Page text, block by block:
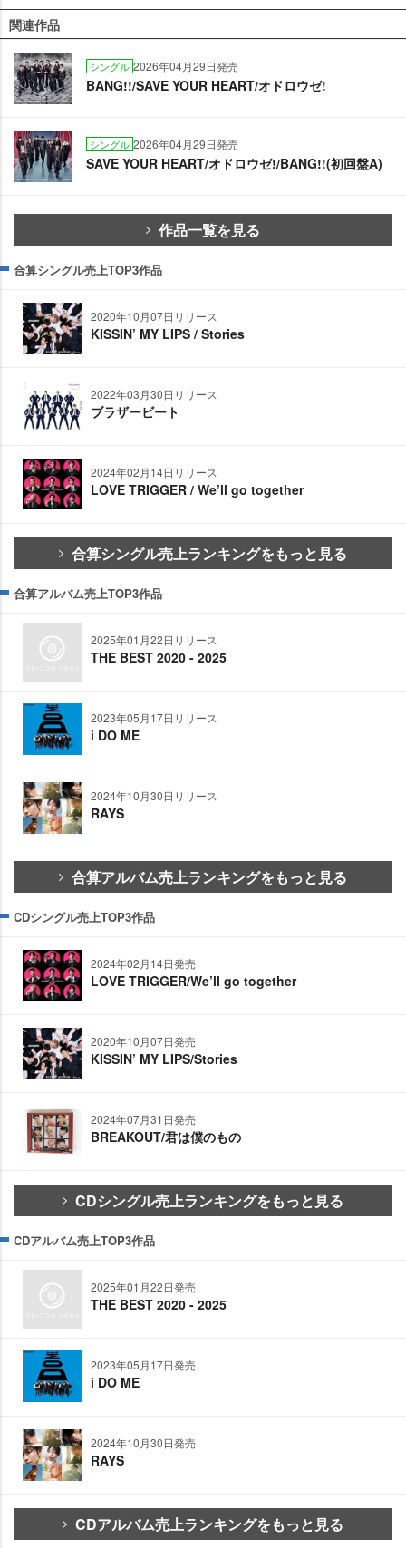
関連作品
シングル 2026年04月29日発売
BANG!!/SAVE YOUR HEART/オドロウゼ!
シングル 2026年04月29日発売
SAVE YOUR HEART/オドロウゼ!/BANG!!(初回盤A)
作品一覧を見る
合算シングル売上TOP3作品
2020年10月07日リリース
KISSIN’ MY LIPS / Stories
2022年03月30日リリース
ブラザービート
2024年02月14日リリース
LOVE TRIGGER / We’ll go together
合算シングル売上ランキングをもっと見る
合算アルバム売上TOP3作品
2025年01月22日リリース
THE BEST 2020 - 2025
2023年05月17日リリース
i DO ME
2024年10月30日リリース
RAYS
合算アルバム売上ランキングをもっと見る
CDシングル売上TOP3作品
2024年02月14日発売
LOVE TRIGGER/We’ll go together
2020年10月07日発売
KISSIN’ MY LIPS/Stories
2024年07月31日発売
BREAKOUT/君は僕のもの
CDシングル売上ランキングをもっと見る
CDアルバム売上TOP3作品
2025年01月22日発売
THE BEST 2020 - 2025
2023年05月17日発売
i DO ME
2024年10月30日発売
RAYS
CDアルバム売上ランキングをもっと見る